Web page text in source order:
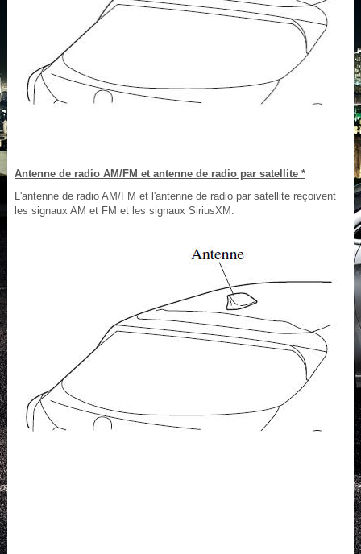
Antenne de radio AM/FM et antenne de radio par satellite *
L'antenne de radio AM/FM et l'antenne de radio par satellite reçoivent
les signaux AM et FM et les signaux SiriusXM.